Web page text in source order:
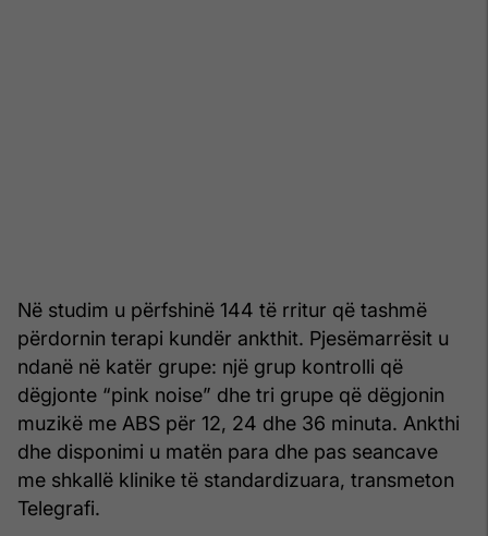
Në studim u përfshinë 144 të rritur që tashmë
përdornin terapi kundër ankthit. Pjesëmarrësit u
ndanë në katër grupe: një grup kontrolli që
dëgjonte “pink noise” dhe tri grupe që dëgjonin
muzikë me ABS për 12, 24 dhe 36 minuta. Ankthi
dhe disponimi u matën para dhe pas seancave
me shkallë klinike të standardizuara, transmeton
Telegrafi.